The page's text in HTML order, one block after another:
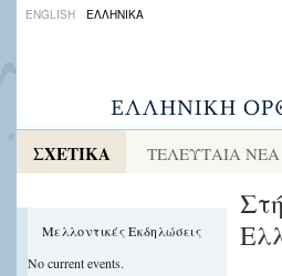
ENGLISH ΕΛΛΗΝΙΚΑ
ΣΧΕΤΙΚΑ ΤΕΛΕΥΤΑΙΑ ΝΕΑ
Μελλοντικές Εκδηλώσεις
No current events.